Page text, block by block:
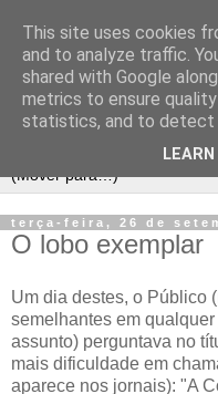
terça-feira, 26 de
O lobo exemplar
Um dia destes, o Público
semelhantes em
assunto) perguntava no
mais dificuldade em
aparece nos jornais): "A
This site uses cookies
and to analyze traffic.
shared with Google
metrics to ensure
statistics, and to detect